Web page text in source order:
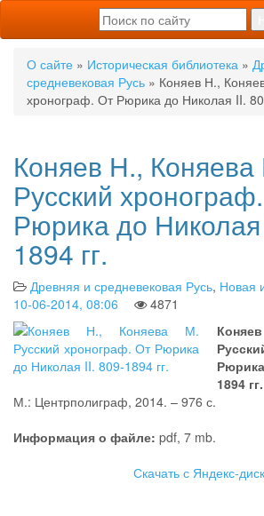
О сайте » Историческая библиотека »
средневековая Русь » Коняев Н.,
хронограф. От Рюрика до Николая II.
Коняев Н.,
Русский
Рюрика до
1894 гг.
Древняя и средневековая Русь, Новая
10-06-2014, 08:06
4871
1894 гг.
М.: Центрполиграф, 2014. – 976 с.
Информация о файле: pdf, 7 mb.
Скачать с Яндекс-диск